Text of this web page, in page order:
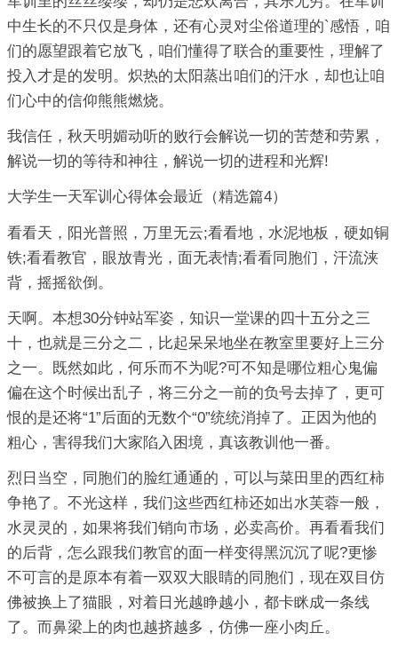
中生长的不只仅是身体，还有心灵对尘俗道理的`感悟，咱
们的愿望跟着它放飞，咱们懂得了联合的重要性，理解了
投入才是的发明。炽热的太阳蒸出咱们的汗水，却也让咱
们心中的信仰熊熊燃烧。
我信任，秋天明媚动听的败行会解说一切的苦楚和劳累，
解说一切的等待和神往，解说一切的进程和光辉!
大学生一天军训心得体会最近（精选篇4）
看看天，阳光普照，万里无云;看看地，水泥地板，硬如铜
铁;看看教官，眼放青光，面无表情;看看同胞们，汗流浃
背，摇摇欲倒。
天啊。本想30分钟站军姿，知识一堂课的四十五分之三
十，也就是三分之二，比起呆呆地坐在教室里要好上三分
之一。既然如此，何乐而不为呢?可不知是哪位粗心鬼偏
偏在这个时候出乱子，将三分之一前的负号去掉了，更可
恨的是还将“1”后面的无数个“0”统统消掉了。正因为他的
粗心，害得我们大家陷入困境，真该教训他一番。
烈日当空，同胞们的脸红通通的，可以与菜田里的西红柿
争艳了。不光这样，我们这些西红柿还如出水芙蓉一般，
水灵灵的，如果将我们销向市场，必卖高价。再看看我们
的后背，怎么跟我们教官的面一样变得黑沉沉了呢?更惨
不可言的是原本有着一双双大眼睛的同胞们，现在双目仿
佛被换上了猫眼，对着日光越睁越小，都卡眯成一条线
了。而鼻梁上的肉也越挤越多，仿佛一座小肉丘。